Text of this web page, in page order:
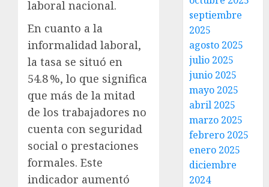
laboral nacional.
En cuanto a la
informalidad laboral,
la tasa se situó en
54.8 %, lo que significa
que más de la mitad
de los trabajadores no
cuenta con seguridad
social o prestaciones
formales. Este
indicador aumentó
septiembre
2025
agosto 2025
julio 2025
junio 2025
mayo 2025
abril 2025
marzo 2025
febrero 2025
enero 2025
diciembre
2024